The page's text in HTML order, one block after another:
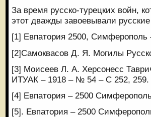
За время русско-турецких войн,
этот дважды завоевывали русские
[1] Евпатория 2500,
[2]Самоквасов Д. Я. Могилы
[3] Моисеев Л. А. Херсонесс
ИТУАК – 1918 – № 54 – С 252, 259.
[4] Евпатория – 2500
[5]. Евпатория – 2500